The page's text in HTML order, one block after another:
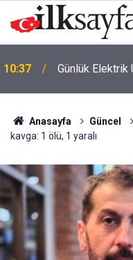
10:37 Günlük Elektrik
Anasayfa Güncel
kavga: 1 ölü, 1 yaralı